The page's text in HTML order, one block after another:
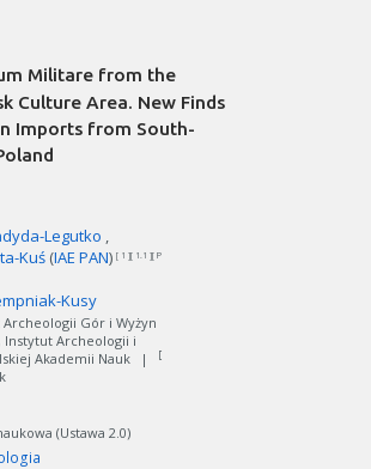
Militare from the
Culture Area. New Finds
Imports from South-
Legutko
Kuś (IAE PAN) [ 1 ][ 1.1 ][ P
Kusy
Archeologii Gór i Wyżyn
Instytut Archeologii i
Akademii Nauk
|
[
(Ustawa 2.0)